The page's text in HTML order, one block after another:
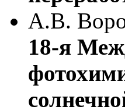
А.В.
18-я